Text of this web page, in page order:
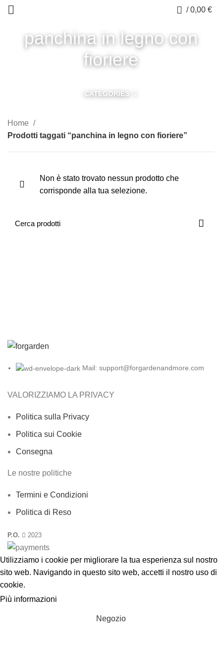
/ 0,00 €
panchina in legno con
fioriere
CATEGORIES
Home
Prodotti taggati “panchina in legno con fioriere”
Non è stato trovato nessun prodotto che
corrisponde alla tua selezione.
Mail: support@forgardenandmore.com
VALORIZZIAMO LA PRIVACY
Politica sulla Privacy
Politica sui Cookie
Consegna
Le nostre politiche
Termini e Condizioni
Politica di Reso
P.O. 2023
Utilizziamo i cookie per migliorare la tua esperienza sul nostro
sito web. Navigando in questo sito web, accetti il nostro uso di
cookie.
Più informazioni
Negozio